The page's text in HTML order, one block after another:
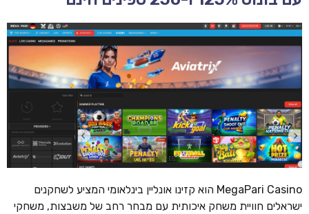
MegaPari Casino הוא קזינו אונליין בינלאומי המציע לשחקנים
ישראלים חוויית משחק איכותית עם מבחר רחב של משבצות, משחקי